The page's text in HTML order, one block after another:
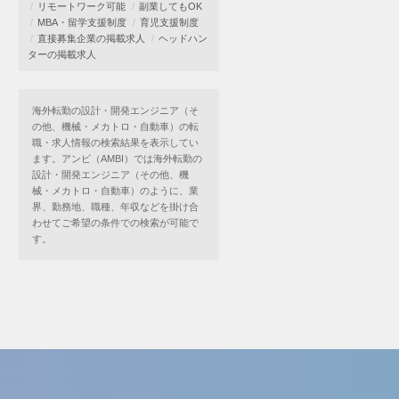
リモートワーク可能
副業してもOK
MBA・留学支援制度
育児支援制度
直接募集企業の掲載求人
ヘッドハン
ターの掲載求人
海外転勤の設計・開発エンジニア（そ
の他、機械・メカトロ・自動車）の転
職・求人情報の検索結果を表示してい
ます。アンビ（AMBI）では海外転勤の
設計・開発エンジニア（その他、機
械・メカトロ・自動車）のように、業
界、勤務地、職種、年収などを掛け合
わせてご希望の条件での検索が可能で
す。